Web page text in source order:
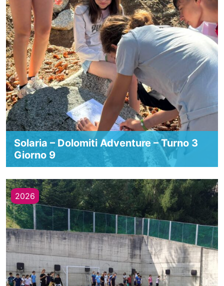
Solaria – Dolomiti Adventure – Turno 3
Giorno 9
2026